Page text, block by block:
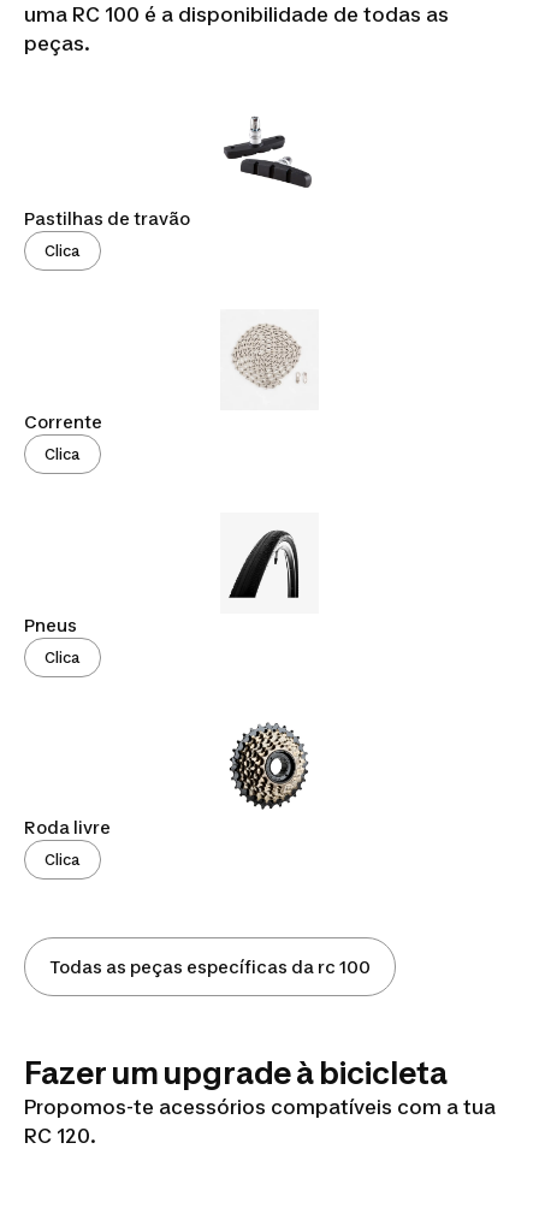
uma RC 100 é a disponibilidade de todas as
peças.
Pastilhas de travão
Clica
Corrente
Clica
Pneus
Clica
Roda livre
Clica
Todas as peças específicas da rc 100
Fazer um upgrade à bicicleta
Propomos-te acessórios compatíveis com a tua
RC 120.